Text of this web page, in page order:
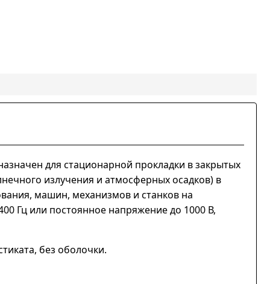
для стационарной прокладки в закрытых
излучения и атмосферных осадков) в
машин, механизмов и станков на
Гц или постоянное напряжение до 1000 В,
без оболочки.